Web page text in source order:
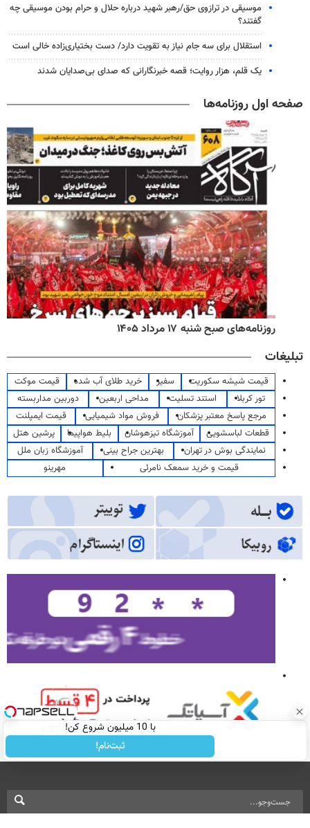
موسیقی در ترازوی حق/رهبر شهید درباره حلال و حرام بودن موسیقی چه
گفتند؟
استقلال برای سه جام نیاز به تقویت دارد/ دست بختیاری‌زاده خالی است
یک قلم، هزار روایت؛ قصه خبرنگارانی که صدای بی‌صدایان شدند
صفحه اول روزنامه‌ها
روزنامه‌های صبح شنبه ۱۷ مرداد ۱۴۰۵
تبلیغات
قیمت شیشه سکوریت سفیر خرید طلای آب شده
قیمت موکت
تور کربلا
استند تسلیت مداحی اربعین
دوربین مداربسته
مرجع پاسخ معتبر پزشکان
فروش مواد شیمیایی
قیمت ایمپلنت
قطعات لباسشویی
آموزشگاه تیزهوشان بلیط هواپیما
پرشین هتل
نمایندگی بوش در تهران
بهترین جراح بینی
آموزشگاه زبان ملل
قیمت و خرید سمعک نامرئی
مهرینو
با 10 میلیون شروع کن!
ثبت‌نام!